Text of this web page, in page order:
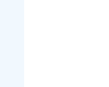
赛区复赛、重庆公司减资政策决
牢3075座水库防汛安全堤
心路
涪陵区代表队获佳绩
能力、除隐患紧盯12个重点
击行动从生产源头到消费终端
示